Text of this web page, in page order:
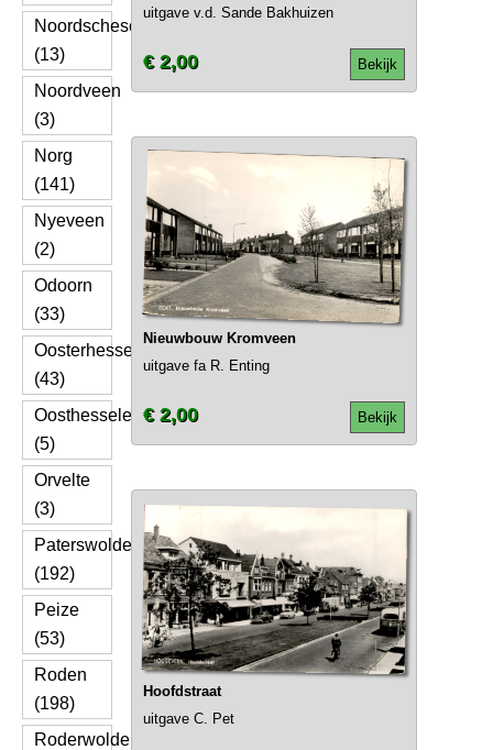
Noordscheschut
(13)
Noordveen
(3)
Norg
(141)
Nyeveen
(2)
Odoorn
(33)
Oosterhesselen
(43)
Oosthesselen
(5)
Orvelte
(3)
Paterswolde
(192)
Peize
(53)
Roden
(198)
Roderwolde
uitgave v.d. Sande Bakhuizen
Bekijk
€ 2,00
Nieuwbouw Kromveen
uitgave fa R. Enting
Bekijk
€ 2,00
Hoofdstraat
uitgave C. Pet